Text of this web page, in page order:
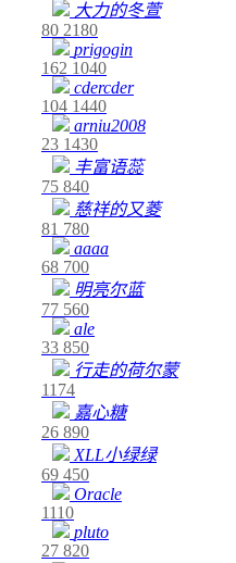
大力的冬萱
80 2180
prigogin
162 1040
cdercder
104 1440
arniu2008
23 1430
丰富语蕊
75 840
慈祥的又菱
81 780
aaaa
68 700
明亮尔蓝
77 560
ale
33 850
行走的荷尔蒙
1174
嘉心糖
26 890
XLL小绿绿
69 450
Oracle
1110
pluto
27 820